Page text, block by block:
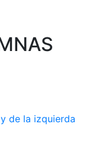
de la izquierda